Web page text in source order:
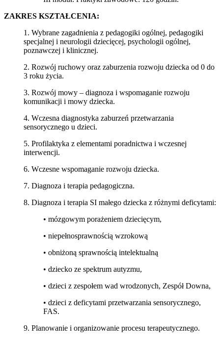
ZAKRES KSZTAŁCENIA:
1. Wybrane zagadnienia z pedagogiki ogólnej, pedagogiki
specjalnej i neurologii dziecięcej, psychologii ogólnej,
poznawczej i klinicznej.
2. Rozwój ruchowy oraz zaburzenia rozwoju dziecka od 0 do
3 roku życia.
3. Rozwój mowy – diagnoza i wspomaganie rozwoju
komunikacji i mowy dziecka.
4. Wczesna diagnostyka zaburzeń przetwarzania
sensorycznego u dzieci.
5. Profilaktyka z elementami poradnictwa i wczesnej
interwencji.
6. Wczesne wspomaganie rozwoju dziecka.
7. Diagnoza i terapia pedagogiczna.
8. Diagnoza i terapia SI małego dziecka z różnymi deficytami:
• mózgowym porażeniem dziecięcym,
• niepełnosprawnością wzrokową
• obniżoną sprawnością intelektualną
• dziecko ze spektrum autyzmu,
• dzieci z zespołem wad wrodzonych, Zespół Downa,
• dzieci z deficytami przetwarzania sensorycznego,
FAS.
9. Planowanie i organizowanie procesu terapeutycznego.